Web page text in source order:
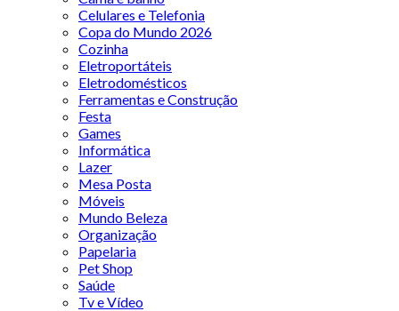
Celulares e Telefonia
Copa do Mundo 2026
Cozinha
Eletroportáteis
Eletrodomésticos
Ferramentas e Construção
Festa
Games
Informática
Lazer
Mesa Posta
Móveis
Mundo Beleza
Organização
Papelaria
Pet Shop
Saúde
Tv e Vídeo